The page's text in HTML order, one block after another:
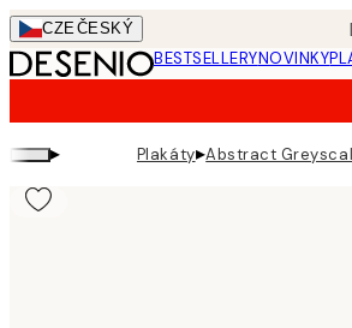
Skip
to
main
CZEČESKÝ
BESTSELLERYNOVINKY
▸ Plakáty▸Abstract